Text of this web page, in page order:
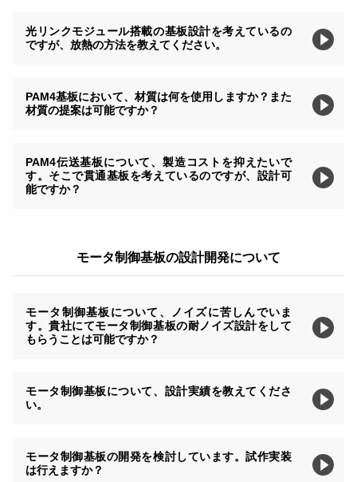
光リンクモジュール搭載の基板設計を考えているの
ですが、放熱の方法を教えてください。
PAM4基板において、材質は何を使用しますか？また
材質の提案は可能ですか？
PAM4伝送基板について、製造コストを抑えたいで
す。そこで貫通基板を考えているのですが、設計可
能ですか？
モータ制御基板の設計開発について
モータ制御基板について、ノイズに苦しんでいま
す。貴社にてモータ制御基板の耐ノイズ設計をして
もらうことは可能ですか？
モータ制御基板について、設計実績を教えてくださ
い。
モータ制御基板の開発を検討しています。試作実装
は行えますか？